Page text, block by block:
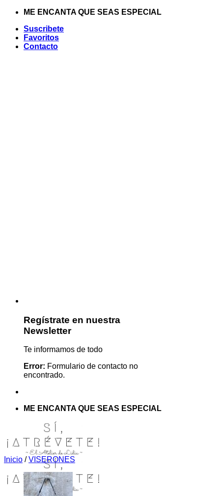
Saltar
contenido
ME ENCANTA QUE SEAS ESPECIAL
Suscribete
Favoritos
Contacto
Regístrate en nuestra
Newsletter
Te informamos de todo
Error: Formulario de contacto no
encontrado.
ME ENCANTA QUE SEAS ESPECIAL
Inicio / VISERONES